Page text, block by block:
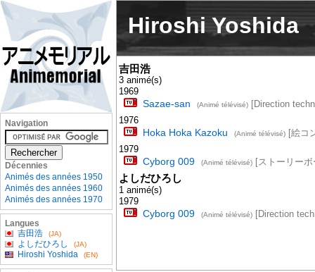
Hiroshi Yoshida
吉田浩
3 animé(s)
1969
Sazae-san (Animé télévisé)[Direction
1976
Hoka Hoka Kazoku (Animé télévisé)[絵コ
1979
Cyborg 009 (Animé télévisé)[ストーリーボ
よしだひろし
1 animé(s)
1979
Cyborg 009 (Animé télévisé)[Direction
Navigation
Décennies
Animés des années 1950
Animés des années 1960
Animés des années 1970
Langues
吉田浩
(JA)
よしだひろし (JA)
Hiroshi Yoshida (EN)